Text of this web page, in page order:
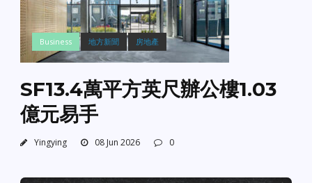
Business 地方新聞 房地產
SF13.4萬平方英尺辦公樓1.03
億元易手
Yingying 08 Jun 2026 0